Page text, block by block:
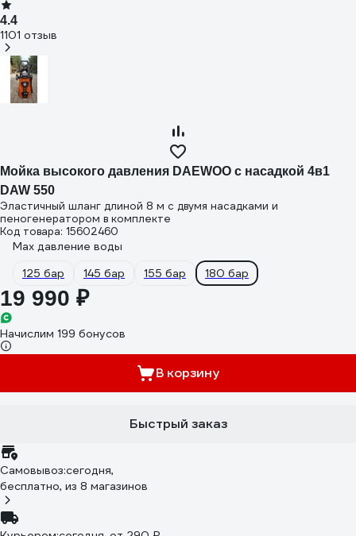
4.4
1101 отзыв
Мойка высокого давления DAEWOO c насадкой 4в1
DAW 550
Эластичный шланг длиной 8 м с двумя насадками и
пеногенератором в комплекте
Код товара: 15602460
Max давление воды
125 бар
145 бар 155 бар 180 бар
19 990 ₽
Начислим 199 бонусов
В корзину
Быстрый заказ
Самовывоз:сегодня,
бесплатно, из 8 магазинов